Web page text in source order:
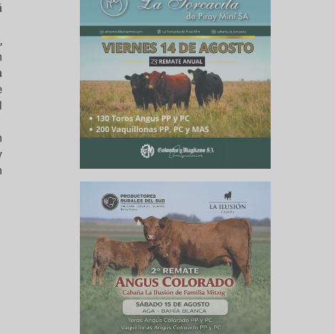
un sector
últimas
la
Además,
habrá
un año,
un
de
y el